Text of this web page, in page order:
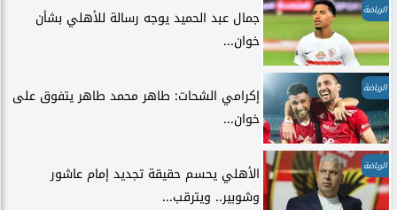
الرياضة
جمال عبد الحميد يوجه رسالة للأهلي بشأن
خوان...
الرياضة
إكرامي الشحات: طاهر محمد طاهر يتفوق على
خوان...
الرياضة
الأهلي يحسم حقيقة تجديد إمام عاشور
وشوبير.. ويترقب...